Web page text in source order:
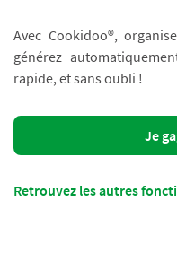
Avec Cookidoo®,
générez
rapide, et sans oubli !
Je
Retrouvez les autres